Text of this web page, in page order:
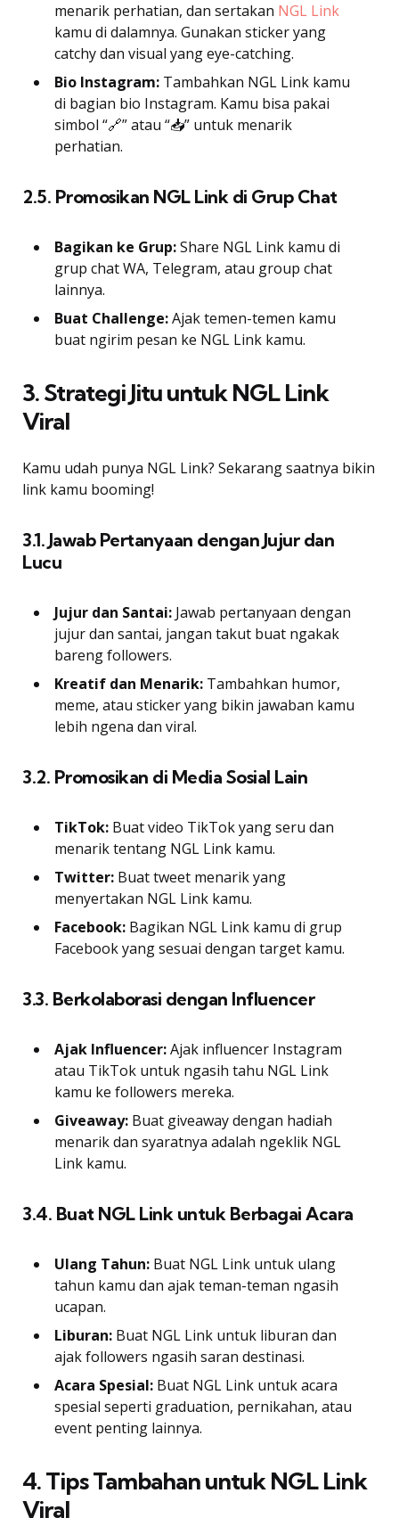
menarik perhatian, dan sertakan NGL Link
kamu di dalamnya. Gunakan sticker yang
catchy dan visual yang eye-catching.
Bio Instagram: Tambahkan NGL Link kamu
di bagian bio Instagram. Kamu bisa pakai
simbol “🔗” atau “📥” untuk menarik
perhatian.
2.5. Promosikan NGL Link di Grup Chat
Bagikan ke Grup:Share NGL Link kamu di
grup chat WA, Telegram, atau group chat
lainnya.
Buat Challenge:Ajak temen-temen kamu
buat ngirim pesan ke NGL Link kamu.
3. Strategi Jitu untuk NGL Link
Viral
Kamu udah punya NGL Link? Sekarang saatnya bikin
link kamu booming!
3.1. Jawab Pertanyaan dengan Jujur dan
Lucu
Jujur dan Santai: Jawab pertanyaan dengan
jujur dan santai, jangan takut buat ngakak
bareng followers.
Kreatif dan Menarik: Tambahkan humor,
meme, atau sticker yang bikin jawaban kamu
lebih ngena dan viral.
3.2. Promosikan di Media Sosial Lain
TikTok: Buat video TikTok yang seru dan
menarik tentang NGL Link kamu.
Twitter: Buat tweet menarik yang
menyertakan NGL Link kamu.
Facebook: Bagikan NGL Link kamu di grup
Facebook yang sesuai dengan target kamu.
3.3. Berkolaborasi dengan Influencer
Ajak Influencer:Ajak influencer Instagram
atau TikTok untuk ngasih tahu NGL Link
kamu ke followers mereka.
Giveaway: Buat giveaway dengan hadiah
menarik dan syaratnya adalah ngeklik NGL
Link kamu.
3.4. Buat NGL Link untuk Berbagai Acara
Ulang Tahun: Buat NGL Link untuk ulang
tahun kamu dan ajak teman-teman ngasih
ucapan.
Liburan: Buat NGL Link untuk liburan dan
ajak followers ngasih saran destinasi.
Acara Spesial: Buat NGL Link untuk acara
spesial seperti graduation, pernikahan, atau
event penting lainnya.
4. Tips Tambahan untuk NGL Link
Viral